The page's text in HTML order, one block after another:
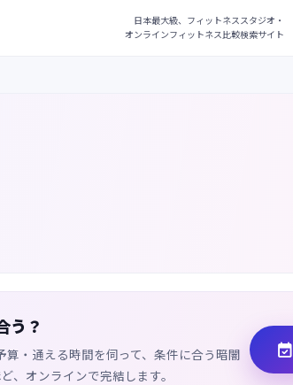
う？
算・通える時間を伺って、条件に合う暗闇
、オンラインで完結します。
